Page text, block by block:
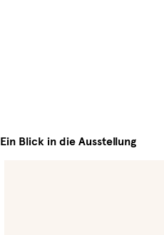
Ein Blick in die Ausstellung